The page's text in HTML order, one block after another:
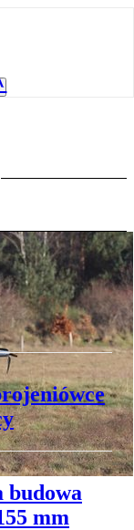
Wycena
20
budowa
mm